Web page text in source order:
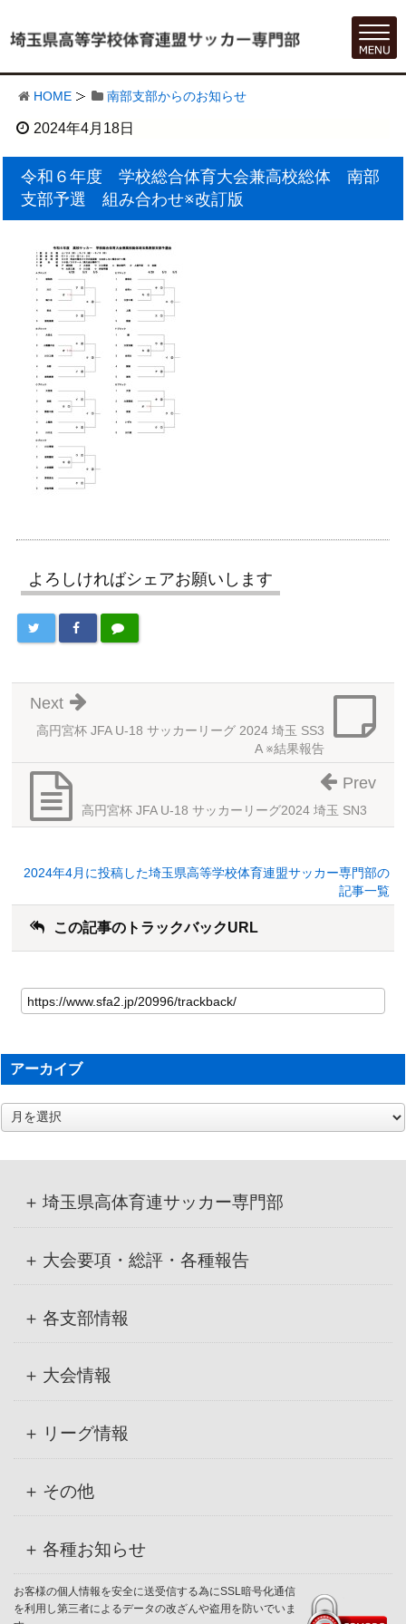
HOME 南部支部からのお知らせ
2024年4月18日
令和６年度 学校総合体育大会兼高校総体 南部
支部予選 組み合わせ※改訂版
よろしければシェアお願いします
高円宮杯 JFA U-18 サッカーリーグ 2024 埼玉 SS3
A ※結果報告
Next
高円宮杯 JFA U-18 サッカーリーグ2024 埼玉 SN3
Prev
2024年4月に投稿した埼玉県高等学校体育連盟サッカー専門部の
記事一覧
この記事のトラックバックURL
アーカイブ
ア
ー
埼玉県高体育連サッカー専門部
大会要項・総評・各種報告
各支部情報
大会情報
リーグ情報
その他
各種お知らせ
お客様の個人情報を安全に送受信する為にSSL暗号化通信
を利用し第三者によるデータの改ざんや盗用を防いでいま